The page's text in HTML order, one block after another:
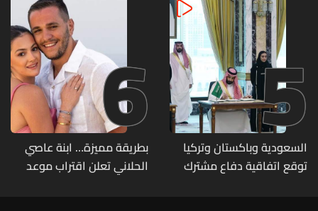
5
السعودية وباكستان وتركيا
توقع اتفاقية دفاع مشترك
6
بطريقة مميزة… ابنة عاصي
الحلاني تعلن اقتراب موعد